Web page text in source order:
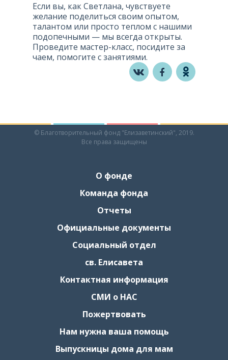
Если вы, как Светлана, чувствуете
желание поделиться своим опытом,
талантом или просто теплом с нашими
подопечными — мы всегда открыты.
Проведите мастер-класс, посидите за
чаем, помогите с занятиями.
© Благотворительный фонд "Елизаветинский", 2019.
Все права защищены
О фонде
Команда фонда
Отчеты
Официальные документы
Социальный отдел
св. Елисавета
Контактная информация
СМИ о НАС
Пожертвовать
Нам нужна ваша помощь
Выпускницы дома для мам